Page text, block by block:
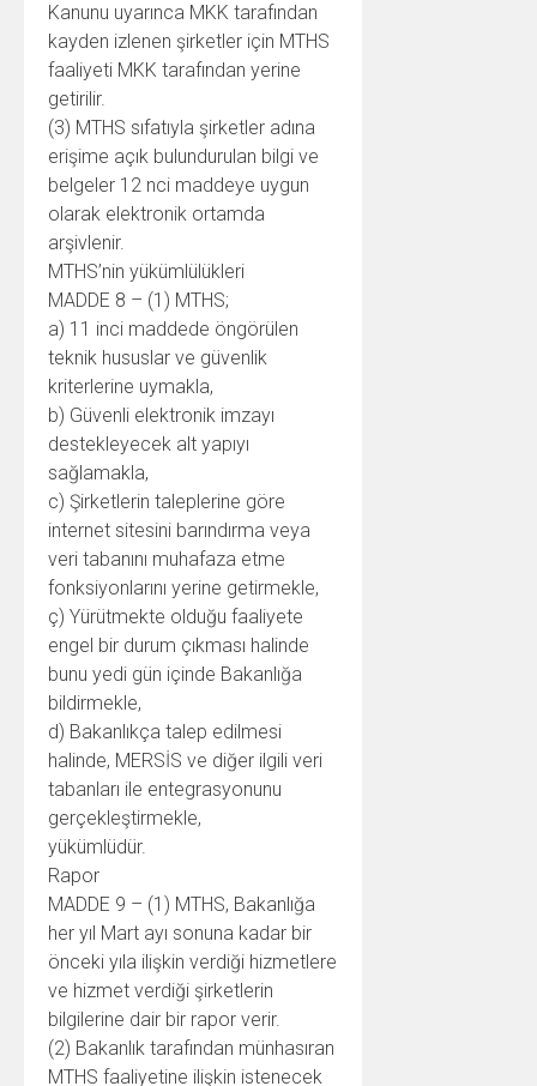
Kanunu uyarınca MKK tarafından
kayden izlenen şirketler için MTHS
faaliyeti MKK tarafından yerine
getirilir.
(3) MTHS sıfatıyla şirketler adına
erişime açık bulundurulan bilgi ve
belgeler 12 nci maddeye uygun
olarak elektronik ortamda
arşivlenir.
MTHS’nin yükümlülükleri
MADDE 8 – (1) MTHS;
a) 11 inci maddede öngörülen
teknik hususlar ve güvenlik
kriterlerine uymakla,
b) Güvenli elektronik imzayı
destekleyecek alt yapıyı
sağlamakla,
c) Şirketlerin taleplerine göre
internet sitesini barındırma veya
veri tabanını muhafaza etme
fonksiyonlarını yerine getirmekle,
ç) Yürütmekte olduğu faaliyete
engel bir durum çıkması halinde
bunu yedi gün içinde Bakanlığa
bildirmekle,
d) Bakanlıkça talep edilmesi
halinde, MERSİS ve diğer ilgili veri
tabanları ile entegrasyonunu
gerçekleştirmekle,
yükümlüdür.
Rapor
MADDE 9 – (1) MTHS, Bakanlığa
her yıl Mart ayı sonuna kadar bir
önceki yıla ilişkin verdiği hizmetlere
ve hizmet verdiği şirketlerin
bilgilerine dair bir rapor verir.
(2) Bakanlık tarafından münhasıran
MTHS faaliyetine ilişkin istenecek